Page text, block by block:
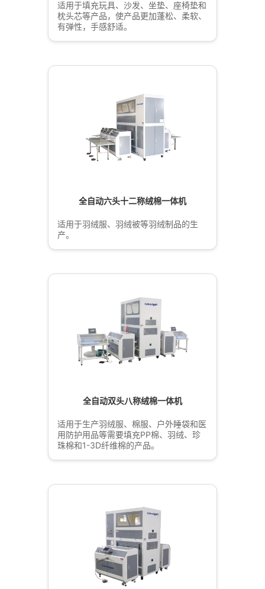
适用于填充玩具、沙发、坐垫、座椅垫和
枕头芯等产品，使产品更加蓬松、柔软、
有弹性，手感舒适。
全自动六头十二称绒棉一体机
适用于羽绒服、羽绒被等羽绒制品的生
产。
全自动双头八称绒棉一体机
适用于生产羽绒服、棉服、户外睡袋和医
用防护用品等需要填充PP棉、羽绒、珍
珠棉和1-3D纤维棉的产品。